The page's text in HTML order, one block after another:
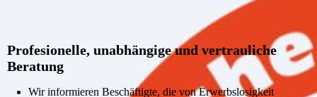
Profesionelle, unabhängige und vertrauliche
Beratung
Wir informieren Beschäftigte, die von Erwerbslosigkeit